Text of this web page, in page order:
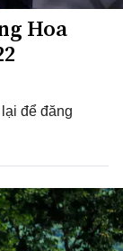
Hoa
để đăng